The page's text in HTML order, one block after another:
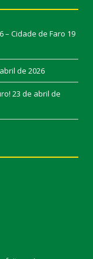
– Cidade de Faro 19
de 2026
23 de abril de